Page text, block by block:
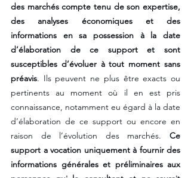
des marchés compte tenu de son expertise,
des analyses économiques et des
informations en sa possession à la date
d’élaboration de ce support et sont
susceptibles d’évoluer à tout moment sans
préavis. Ils peuvent ne plus être exacts ou
pertinents au moment où il en est pris
connaissance, notamment eu égard à la date
d’élaboration de ce support ou encore en
raison de l’évolution des marchés. Ce
support a vocation uniquement à fournir des
informations générales et préliminaires aux